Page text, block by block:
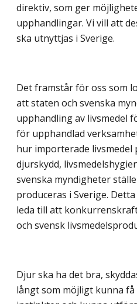
direktiv, som ger
upphandlingar. Vi vill att
ska utnyttjas i Sverige.
Det framstår för oss som
att staten och svenska
upphandling av livsmedel
för upphandlad
hur importerade livsmedel
djurskydd,
svenska myndigheter
produceras i Sverige.
leda till att
och svensk
Djur ska ha det bra,
långt som möjligt kunna